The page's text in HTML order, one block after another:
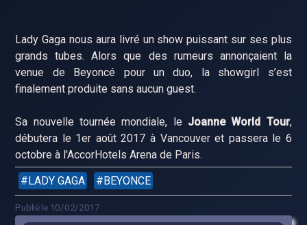
Lady Gaga nous aura livré un show puissant sur ses plus
grands tubes. Alors que des rumeurs annonçaient la
venue de Beyoncé pour un duo, la showgirl s’est
finalement produite sans aucun guest.
Sa nouvelle tournée mondiale, le Joanne World Tour,
débutera le 1er août 2017 à Vancouver et passera le 6
octobre à l'AccorHotels Arena de Paris.
LADY GAGA
BEYONCE
Publié le 10/02/2017